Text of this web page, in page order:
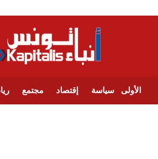
الأولى سياسة إقتصاد مجتمع